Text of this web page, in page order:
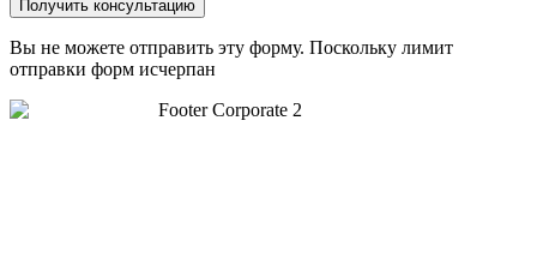
Вы не можете отправить эту форму. Поскольку лимит
отправки форм исчерпан